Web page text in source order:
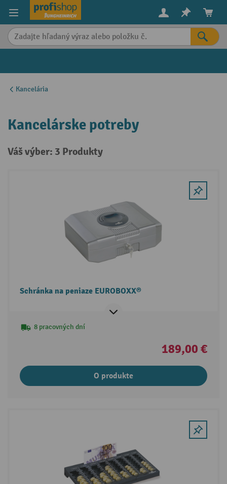
content
Kancelária
Kancelárske potreby
Váš výber: 3 Produkty
Schránka na peniaze EUROBOXX®
8 pracovných dní
189,00 €
O produkte